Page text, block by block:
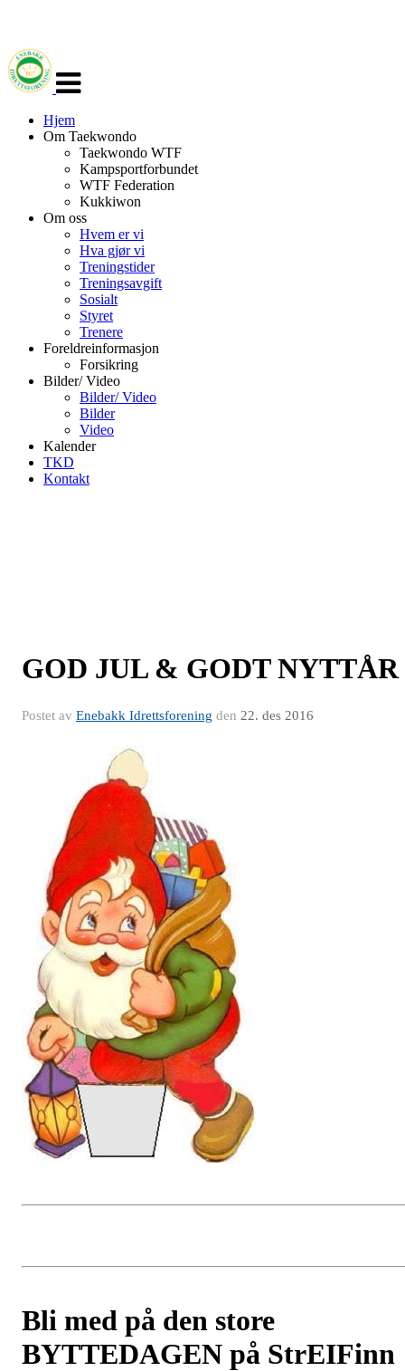
navigasjon
Hjem
Om Taekwondo
Taekwondo WTF
Kampsportforbundet
WTF Federation
Kukkiwon
Om oss
Hvem er vi
Hva gjør vi
Treningstider
Treningsavgift
Sosialt
Styret
Trenere
Foreldreinformasjon
Forsikring
Bilder/ Video
Bilder/ Video
Bilder
Video
Kalender
TKD
Kontakt
GOD JUL & GODT NYTTÅR
Postet av Enebakk Idrettsforening den 22. des 2016
Bli med på den store
BYTTEDAGEN på StrEIFinn